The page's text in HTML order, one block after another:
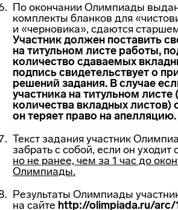
По окончании Олимпиады
комплекты бланков для
и «черновика», сдаются
Участник должен поставить
на титульном листе работы,
количество сдаваемых
подпись свидетельствует о
решений задания. В случае
участника на титульном листе
количества вкладных листов)
он теряет право на апелляцию.
Текст задания участник
забрать с собой, если он уходит
но не ранее, чем за 1 час до
Олимпиады.
Результаты Олимпиады
на сайте http://olimpiada.ru/